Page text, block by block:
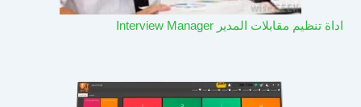
اداة تنظيم مقابلات المدير Interview Manager